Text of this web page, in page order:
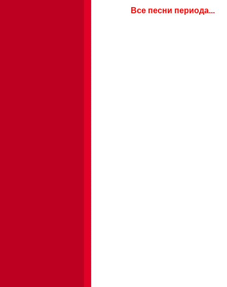
Все песни периода...